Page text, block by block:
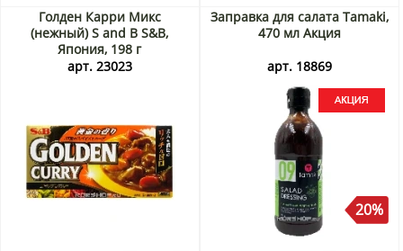
Голден Карри Микс
(нежный) S and B S&B,
Япония, 198 г
арт. 23023
Заправка для салата Tamaki,
470 мл Акция
арт. 18869
20%